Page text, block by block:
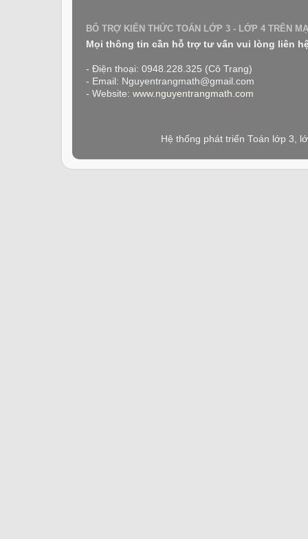
BỔ TRỢ KIẾN THỨC TOÁN LỚP 3 - LỚP 4 TRÊN
Mọi thông tin cần hỗ trợ tư vấn vui lòng liên
- Điện thoại: 0948.228.325 (Cô Trang)
- Email: Nguyentrangmath@gmail.com
- Website: www.nguyentrangmath.com
Hệ thống phát triển Toán lớp 3,